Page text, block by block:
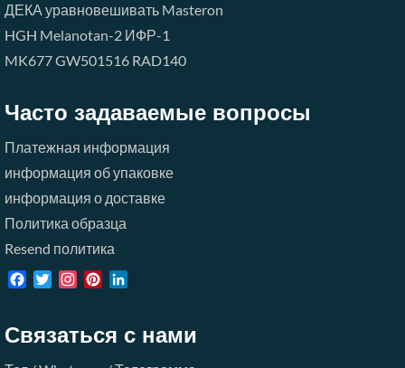
ДЕКА уравновешивать Masteron
HGH Melanotan-2 ИФР-1
MK677GW501516 RAD140
Часто задаваемые вопросы
Платежная информация
информация об упаковке
информация о доставке
Политика образца
Resend политика
Facebook
TwitterInstagramPinterest
Связаться с нами